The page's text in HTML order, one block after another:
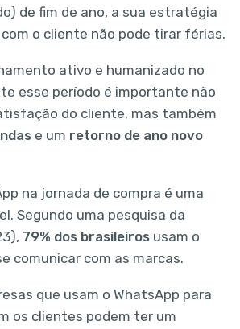
de fim de ano, a sua estratégia
o cliente não pode tirar férias.
ativo e humanizado no
esse período é importante não
do cliente, mas também
e um retorno de ano novo
na jornada de compra é uma
Segundo uma pesquisa da
79% dos brasileirosusam o
comunicar com as marcas.
que usam o WhatsApp para
os clientes podem ter um